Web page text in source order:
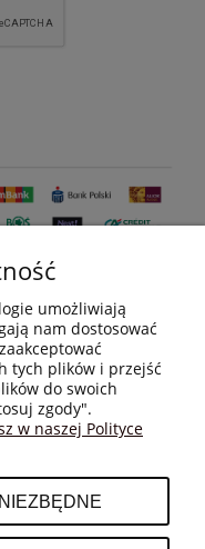
umożliwiają
nam dostosować
tych plików i przejść
do swoich
zgody".
w naszej Polityce